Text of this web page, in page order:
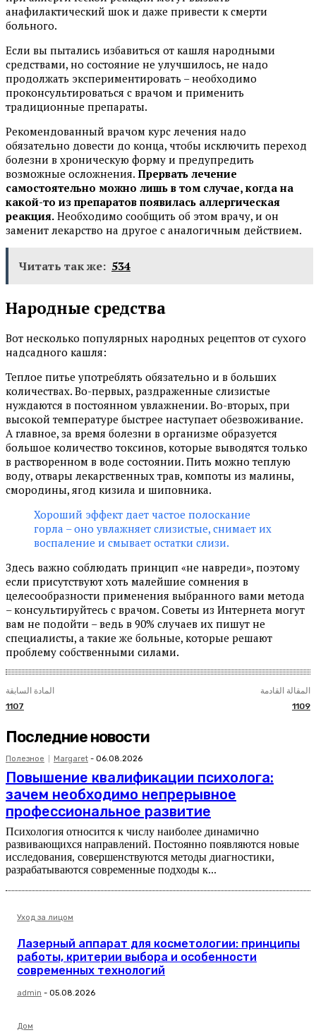
анафилактический шок и даже привести к смерти
больного.
Если вы пытались избавиться от кашля народными
средствами, но состояние не улучшилось, не надо
продолжать экспериментировать – необходимо
проконсультироваться с врачом и применить
традиционные препараты.
Рекомендованный врачом курс лечения надо
обязательно довести до конца, чтобы исключить переход
болезни в хроническую форму и предупредить
возможные осложнения. Прервать лечение
самостоятельно можно лишь в том случае, когда на
какой-то из препаратов появилась аллергическая
реакция. Необходимо сообщить об этом врачу, и он
заменит лекарство на другое с аналогичным действием.
Читать так же: 534
Народные средства
Вот несколько популярных народных рецептов от сухого
надсадного кашля:
Теплое питье употреблять обязательно и в больших
количествах. Во-первых, раздраженные слизистые
нуждаются в постоянном увлажнении. Во-вторых, при
высокой температуре быстрее наступает обезвоживание.
А главное, за время болезни в организме образуется
большое количество токсинов, которые выводятся только
в растворенном в воде состоянии. Пить можно теплую
воду, отвары лекарственных трав, компоты из малины,
смородины, ягод кизила и шиповника.
Хороший эффект дает частое полоскание
горла – оно увлажняет слизистые, снимает их
воспаление и смывает остатки слизи.
Здесь важно соблюдать принцип «не навреди», поэтому
если присутствуют хоть малейшие сомнения в
целесообразности применения выбранного вами метода
– консультируйтесь с врачом. Советы из Интернета могут
вам не подойти – ведь в 90% случаев их пишут не
специалисты, а такие же больные, которые решают
проблему собственными силами.
المادة السابقة
1107
المقالة القادمة
1109
Последние новости
Полезное Margaret - 06.08.2026
Повышение квалификации психолога:
зачем необходимо непрерывное
профессиональное развитие
Психология относится к числу наиболее динамично
развивающихся направлений. Постоянно появляются новые
исследования, совершенствуются методы диагностики,
разрабатываются современные подходы к...
Уход за лицом
Лазерный аппарат для косметологии: принципы
работы, критерии выбора и особенности
современных технологий
admin - 05.08.2026
Дом